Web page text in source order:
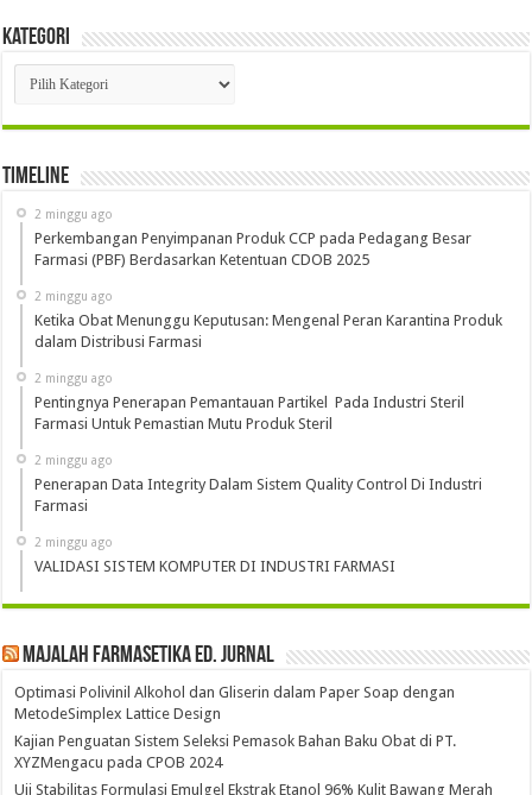
Kategori
Kategori
Timeline
2 minggu ago
Perkembangan Penyimpanan Produk CCP pada Pedagang Besar
Farmasi (PBF) Berdasarkan Ketentuan CDOB 2025
2 minggu ago
Ketika Obat Menunggu Keputusan: Mengenal Peran Karantina Produk
dalam Distribusi Farmasi
2 minggu ago
Pentingnya Penerapan Pemantauan Partikel Pada Industri Steril
Farmasi Untuk Pemastian Mutu Produk Steril
2 minggu ago
Penerapan Data Integrity Dalam Sistem Quality Control Di Industri
Farmasi
2 minggu ago
VALIDASI SISTEM KOMPUTER DI INDUSTRI FARMASI
Majalah Farmasetika Ed. Jurnal
Optimasi Polivinil Alkohol dan Gliserin dalam Paper Soap dengan
MetodeSimplex Lattice Design
Kajian Penguatan Sistem Seleksi Pemasok Bahan Baku Obat di PT.
XYZMengacu pada CPOB 2024
Uji Stabilitas Formulasi Emulgel Ekstrak Etanol 96% Kulit Bawang Merah